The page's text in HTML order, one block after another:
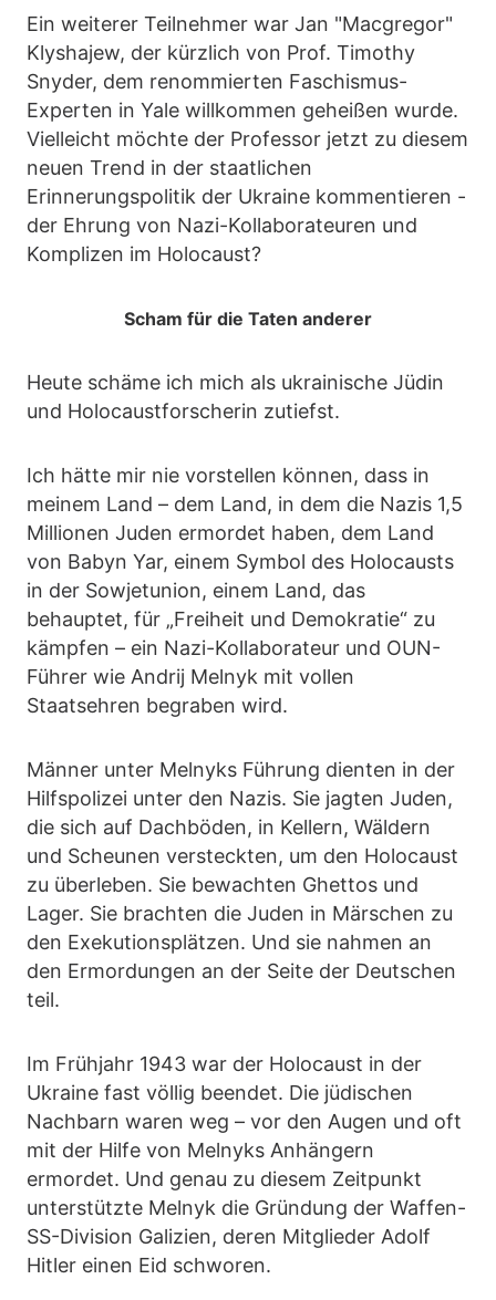
Ein weiterer Teilnehmer war Jan "Macgregor"
Klyshajew, der kürzlich von Prof. Timothy
Snyder, dem renommierten Faschismus-
Experten in Yale willkommen geheißen wurde.
Vielleicht möchte der Professor jetzt zu diesem
neuen Trend in der staatlichen
Erinnerungspolitik der Ukraine kommentieren -
der Ehrung von Nazi-Kollaborateuren und
Komplizen im Holocaust?
Scham für die Taten anderer
Heute schäme ich mich als ukrainische Jüdin
und Holocaustforscherin zutiefst.
Ich hätte mir nie vorstellen können, dass in
meinem Land – dem Land, in dem die Nazis 1,5
Millionen Juden ermordet haben, dem Land
von Babyn Yar, einem Symbol des Holocausts
in der Sowjetunion, einem Land, das
behauptet, für „Freiheit und Demokratie“ zu
kämpfen – ein Nazi-Kollaborateur und OUN-
Führer wie Andrij Melnyk mit vollen
Staatsehren begraben wird.
Männer unter Melnyks Führung dienten in der
Hilfspolizei unter den Nazis. Sie jagten Juden,
die sich auf Dachböden, in Kellern, Wäldern
und Scheunen versteckten, um den Holocaust
zu überleben. Sie bewachten Ghettos und
Lager. Sie brachten die Juden in Märschen zu
den Exekutionsplätzen. Und sie nahmen an
den Ermordungen an der Seite der Deutschen
teil.
Im Frühjahr 1943 war der Holocaust in der
Ukraine fast völlig beendet. Die jüdischen
Nachbarn waren weg – vor den Augen und oft
mit der Hilfe von Melnyks Anhängern
ermordet. Und genau zu diesem Zeitpunkt
unterstützte Melnyk die Gründung der Waffen-
SS-Division Galizien, deren Mitglieder Adolf
Hitler einen Eid schworen.